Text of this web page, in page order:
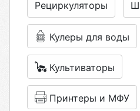
Рециркуляторы
Кулеры для воды
Культиваторы
Принтеры и МФУ